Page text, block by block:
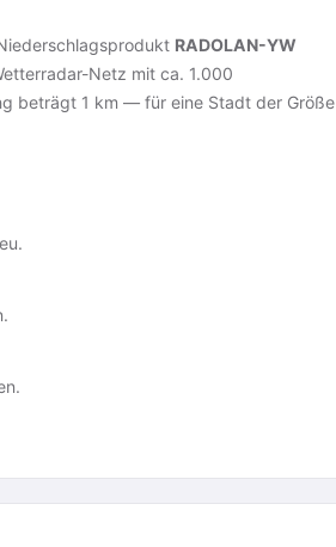
RADOLAN-YW
Netz mit ca. 1.000
beträgt 1 km — für eine Stadt der Größe